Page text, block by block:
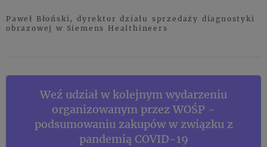
Paweł Błoński, dyrektor działu sprzedaży diagnostyki
obrazowej w Siemens Healthineers
Weź udział w kolejnym wydarzeniu
organizowanym przez WOŚP -
podsumowaniu zakupów w związku z
pandemią COVID-19